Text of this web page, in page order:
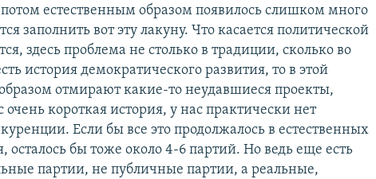
естественным образом появилось слишком много
заполнить вот эту лакуну. Что касается политической
здесь проблема не столько в традиции, сколько во
история демократического развития, то в этой
отмирают какие-то неудавшиеся проекты,
короткая история, у нас практически нет
Если бы все это продолжалось в естественных
осталось бы тоже около 4-6 партий. Но ведь еще есть
партии, не публичные партии, а реальные,